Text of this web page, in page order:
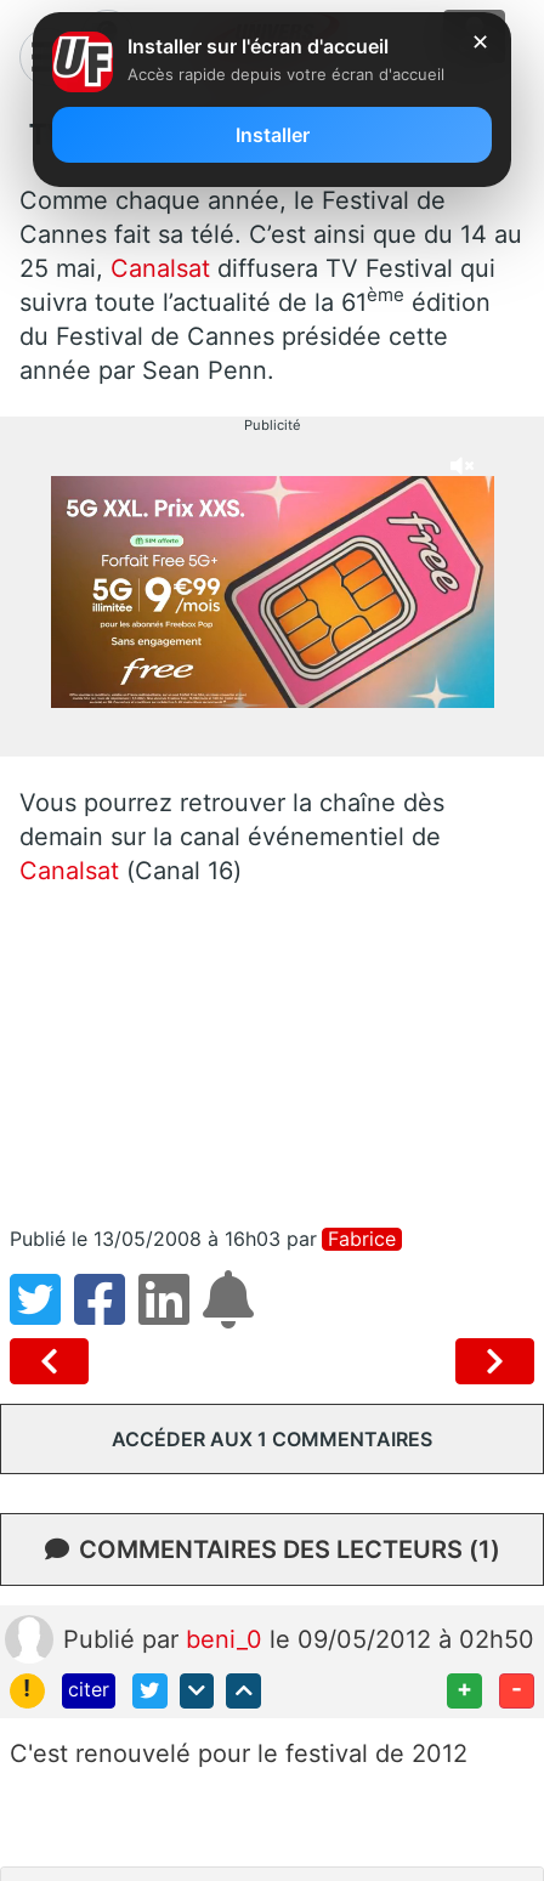
TV Festival débarque le 14 mai
Comme chaque année, le Festival de
Cannes fait sa télé. C’est ainsi que du 14 au
25 mai, Canalsat diffusera TV Festival qui
suivra toute l’actualité de la 61ème édition
du Festival de Cannes présidée cette
année par Sean Penn.
Publicité
Vous pourrez retrouver la chaîne dès
demain sur la canal événementiel de
Canalsat (Canal 16)
Publié le 13/05/2008 à 16h03 par Fabrice
ACCÉDER AUX 1 COMMENTAIRES
COMMENTAIRES DES LECTEURS (1)
Publié par beni_0 le 09/05/2012 à 02h50
!
citer + -
C'est renouvelé pour le festival de 2012
✕
Installer sur l'écran d'accueil
Accès rapide depuis votre écran d'accueil
Installer